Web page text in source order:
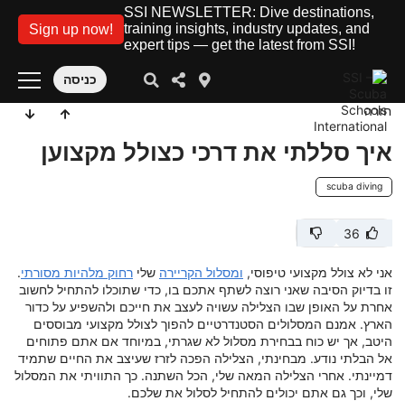
SSI NEWSLETTER: Dive destinations,
training insights, industry updates, and
expert tips — get the latest from SSI!
Sign up now!
כניסה
חזרה
איך סללתי את דרכי כצולל מקצוען
scuba diving
36
אני לא צולל מקצועי טיפוסי, ומסלול הקריירה שלי רחוק מלהיות מסורתי.
זו בדיוק הסיבה שאני רוצה לשתף אתכם בו, כדי שתוכלו להתחיל לחשוב
אחרת על האופן שבו הצלילה עשויה לעצב את חייכם ולהשפיע על כדור
הארץ. אמנם המסלולים הסטנדרטיים להפוך לצולל מקצועי מבוססים
היטב, אך יש כוח בבחירת מסלול לא שגרתי, במיוחד אם אתם פתוחים
אל הבלתי נודע. מבחינתי, הצלילה הפכה לזרז שעיצב את החיים שתמיד
דמיינתי. אחרי הצלילה המאה שלי, הכל השתנה. כך התוויתי את המסלול
שלי, וכך גם אתם יכולים להתחיל לסלול את שלכם.